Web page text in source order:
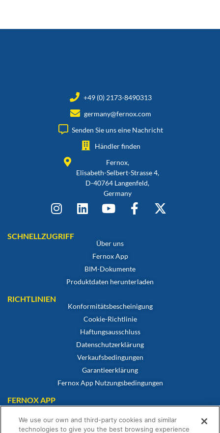
+49 (0) 2173-8490313
germany@fernox.com
Senden Sie uns eine Nachricht
Händler finden
Fernox,
Elisabeth-Selbert-Strasse 4,
D-40764 Langenfeld,
Germany
SCHNELLZUGRIFF
Über uns
Fernox App
BIM-Dokumente
Produktdaten herunterladen
RICHTLINIEN
Konformitätsbescheinigung
Cookie-Richtlinie
Haftungsausschluss
Datenschutzerklärung
Verkaufsbedingungen
Garantieerklärung
Fernox App Nutzungsbedingungen
FERNOX APP
Reichen Sie Ihre Wasserproben über unsere neue Fernox-App ein.
We use our own and third-party cookies and similar
technologies to give you the best browsing experience